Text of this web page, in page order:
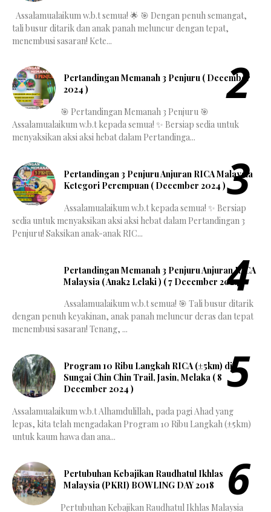
Assalamualaikum w.b.t semua! 🌟 🎯 Dengan penuh semangat,
tali busur ditarik dan anak panah meluncur dengan tepat,
menembusi sasaran! Kete...
Pertandingan Memanah 3 Penjuru ( December
2024 )
🎯 Pertandingan Memanah 3 Penjuru 🎯
Assalamualaikum w.b.t kepada semua! ✨ Bersiap sedia untuk
menyaksikan aksi aksi hebat dalam Pertandinga...
Pertandingan 3 Penjuru Anjuran RICA Malaysia
Ketegori Perempuan ( December 2024 )
Assalamualaikum w.b.t kepada semua! ✨ Bersiap
sedia untuk menyaksikan aksi aksi hebat dalam Pertandingan 3
Penjuru! Saksikan anak-anak RIC...
Pertandingan Memanah 3 Penjuru Anjuran RICA
Malaysia ( Anak2 Lelaki ) ( 7 December 2024 )
Assalamualaikum w.b.t semua! 🎯 Tali busur ditarik
dengan penuh keyakinan, anak panah meluncur deras dan tepat
menembusi sasaran! Tenang, ...
Program 10 Ribu Langkah RICA (±5km) di
Sungai Chin Chin Trail, Jasin, Melaka ( 8
December 2024 )
Assalamualaikum w.b.t Alhamdulillah, pada pagi Ahad yang
lepas, kita telah mengadakan Program 10 Ribu Langkah (±5km)
untuk kaum hawa dan ana...
Pertubuhan Kebajikan Raudhatul Ikhlas
Malaysia (PKRI) BOWLING DAY 2018
Pertubuhan Kebajikan Raudhatul Ikhlas Malaysia